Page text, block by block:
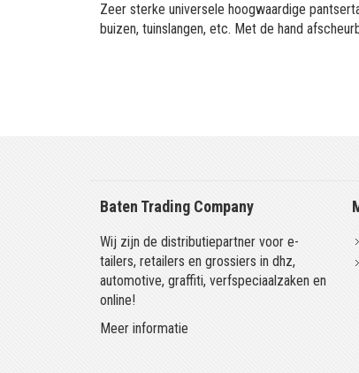
Zeer sterke universele hoogwaardige
buizen, tuinslangen, etc. Met de hand
Baten Trading Company
Wij zijn de distributiepartner voor e-
tailers, retailers en grossiers in dhz,
automotive, graffiti, verfspeciaalzaken en
online!
Meer informatie